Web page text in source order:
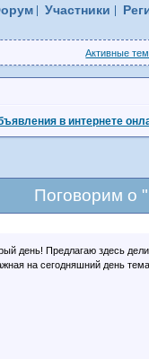
Участники
Активные
в интернете
Поговорим о
день! Предлагаю здесь
на сегодняшний день тема